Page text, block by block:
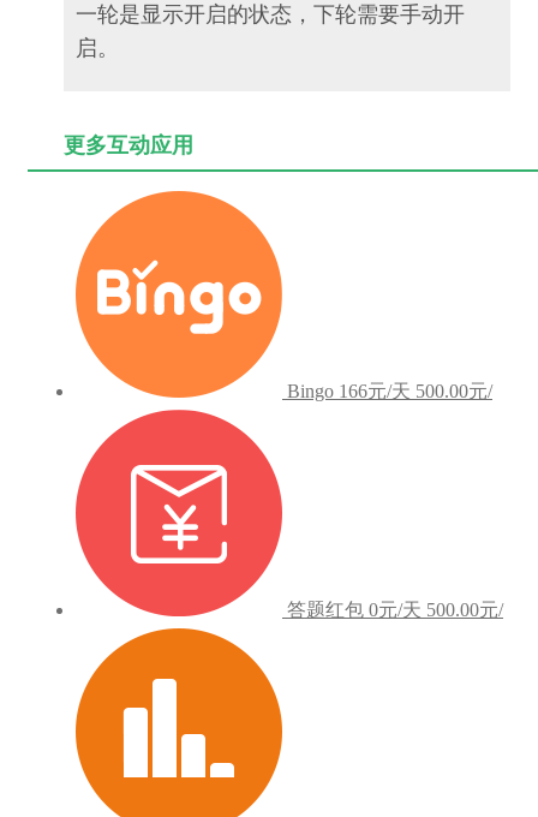
一轮是显示开启的状态，下轮需要手动开
启。
更多互动应用
Bingo 166元/天 500.00元/
答题红包 0元/天 500.00元/